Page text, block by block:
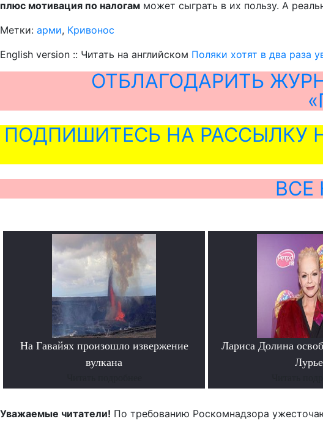
плюс мотивация по налогам может сыграть в их пользу. А
Метки: арми, Кривонос
English version :: Читать на английском Поляки хотят в два раза
ОТБЛАГОДАРИТЬ
ПОДПИШИТЕСЬ НА РАССЫЛКУ
ВСЕ
На Гавайях произошло извержение
вулкана
Лариса Долина
Лурье
Уважаемые читатели! По требованию Роскомнадзора